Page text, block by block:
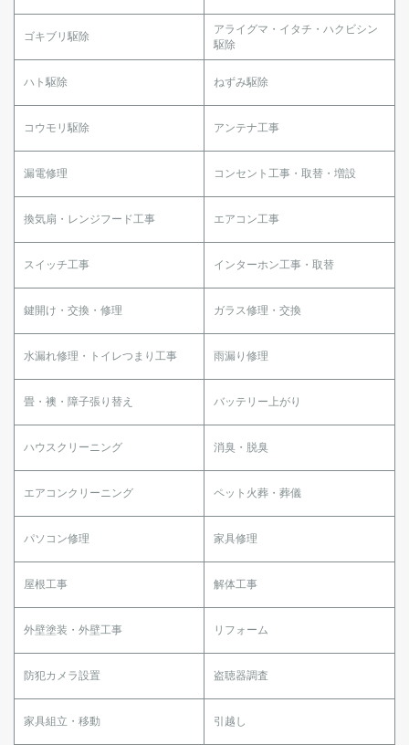
ゴキブリ駆除
アライグマ・イタチ・ハクビシン
駆除
ハト駆除 ねずみ駆除
コウモリ駆除 アンテナ工事
漏電修理 コンセント工事・取替・増設
換気扇・レンジフード工事 エアコン工事
スイッチ工事 インターホン工事・取替
鍵開け・交換・修理 ガラス修理・交換
水漏れ修理・トイレつまり工事 雨漏り修理
畳・襖・障子張り替え バッテリー上がり
ハウスクリーニング 消臭・脱臭
エアコンクリーニング ペット火葬・葬儀
パソコン修理 家具修理
屋根工事 解体工事
外壁塗装・外壁工事 リフォーム
防犯カメラ設置 盗聴器調査
家具組立・移動 引越し